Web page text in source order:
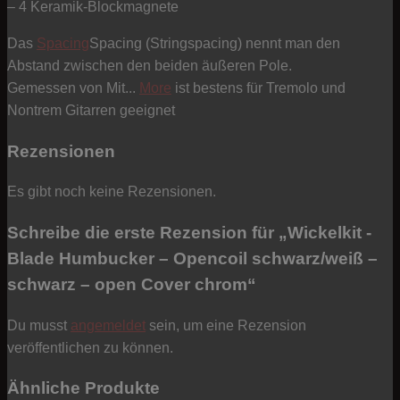
– 4 Keramik-Blockmagnete
Das SpacingSpacing (Stringspacing) nennt man den
Abstand zwischen den beiden äußeren Pole.
Gemessen von Mit... More ist bestens für Tremolo und
Nontrem Gitarren geeignet
Rezensionen
Es gibt noch keine Rezensionen.
Schreibe die erste Rezension für „Wickelkit -
Blade Humbucker – Opencoil schwarz/weiß –
schwarz – open Cover chrom“
Du musst angemeldet sein, um eine Rezension
veröffentlichen zu können.
Ähnliche Produkte